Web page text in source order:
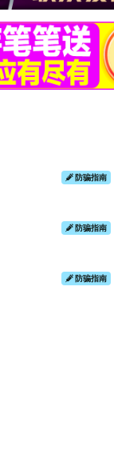
防骗指南
防骗指南
防骗指南